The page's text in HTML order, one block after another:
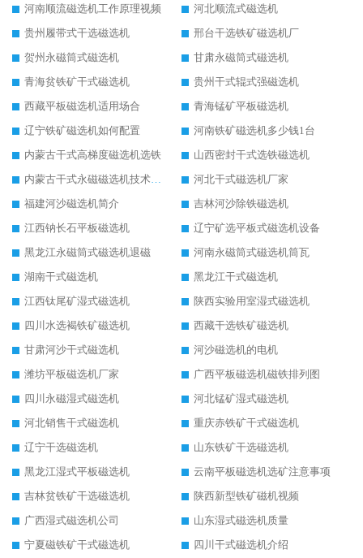
河南顺流磁选机工作原理视频
河北顺流式磁选机
贵州履带式干选磁选机
邢台干选铁矿磁选机厂
贺州永磁筒式磁选机
甘肃永磁筒式磁选机
青海贫铁矿干式磁选机
贵州干式辊式强磁选机
西藏平板磁选机适用场合
青海锰矿平板磁选机
辽宁铁矿磁选机如何配置
河南铁矿磁选机多少钱1台
内蒙古干式高梯度磁选机选铁
山西密封干式选铁磁选机
内蒙古干式永磁磁选机技术要求
河北干式磁选机厂家
福建河沙磁选机简介
吉林河沙除铁磁选机
江西钠长石平板磁选机
辽宁矿选平板式磁选机设备
黑龙江永磁筒式磁选机退磁
河南永磁筒式磁选机筒瓦
湖南干式磁选机
黑龙江干式磁选机
江西钛尾矿湿式磁选机
陕西实验用室湿式磁选机
四川水选褐铁矿磁选机
西藏干选铁矿磁选机
甘肃河沙干式磁选机
河沙磁选机的电机
潍坊平板磁选机厂家
广西平板磁选机磁铁排列图
四川永磁湿式磁选机
河北锰矿湿式磁选机
河北销售干式磁选机
重庆赤铁矿干式磁选机
辽宁干选磁选机
山东铁矿干选磁选机
黑龙江湿式平板磁选机
云南平板磁选机选矿注意事项
吉林贫铁矿干选磁选机
陕西新型铁矿磁机视频
广西湿式磁选机公司
山东湿式磁选机质量
宁夏磁铁矿干式磁选机
四川干式磁选机介绍